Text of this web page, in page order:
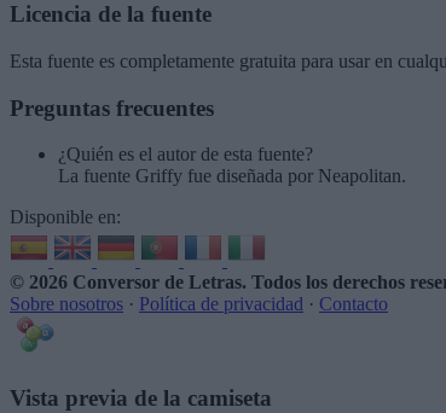
Licencia de la fuente
Esta fuente es completamente gratuita para usar en
Preguntas frecuentes
¿Quién es el autor de esta fuente?
La fuente Griffy fue diseñada por Neapolitan.
Disponible en:
© 2026 Conversor de Letras. Todos los derechos
Sobre nosotros · Política de privacidad · Contacto
Vista previa de la camiseta